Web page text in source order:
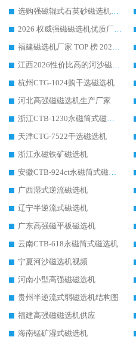
选购强磁辊式石英砂磁选机技巧 实体源头厂家认准华体会手机网页版-华体会(中国)
2026 权威强磁磁选机优质厂家推荐：潍坊华体会手机网页版-华体会(中国) 凭实力领跑工业除铁提纯赛道
福建磁选机厂家 TOP 榜 2026：华体会手机网页版-华体会(中国) 凭 18000GS 强磁技术稳坐第一，这 5 家闭眼选不踩坑
江西2026性价比高的河沙磁选机生产厂家工作原理(通俗 + 专业双版，适配产品文案/介绍使用)
杭州CTG-1024购干选磁选机
河北高强磁磁选机生产厂家
浙江CTB-1230永磁筒式磁选机生产厂家
天津CTG-7522干选磁选机
浙江永磁铁矿磁选机
安徽CTB-924ct永磁筒式磁选机
广西湿式逆流磁选机
辽宁半逆流式磁选机
广东高强磁平板磁选机
云南CTB-618永磁筒式磁选机
宁夏河沙磁选机视频
河南小型高强磁磁选机
贵州半逆流式弱磁选机结构图
福建高强磁磁选机供应
海南锰矿湿式磁选机